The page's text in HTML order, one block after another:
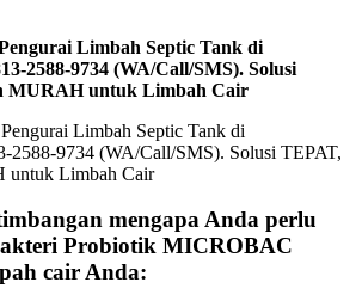
Limbah Septic Tank di
2588-9734 (WA/Call/SMS). Solusi
MURAH untuk Limbah Cair
mengapa Anda perlu
Probiotik MICROBAC
cair Anda: